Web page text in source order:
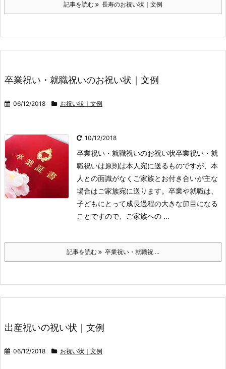
記事を読む 長寿のお祝い状｜文例
卒業祝い・就職祝いのお祝い状｜文例
06/12/2018 お祝い状｜文例
10/12/2018
卒業祝い・就職祝いのお祝い状卒業祝い・就
職祝いは原則は本人宛に送るものですが、本
人との面識がなくご家族とお付き合いが主な
場合はご家族宛に送ります。 卒業や就職は、
子どもにとって成長過程の大きな節目になる
ことですので、ご家族への ...
記事を読む 卒業祝い・就職祝 ...
出産祝いの祝い状｜文例
06/12/2018 お祝い状｜文例